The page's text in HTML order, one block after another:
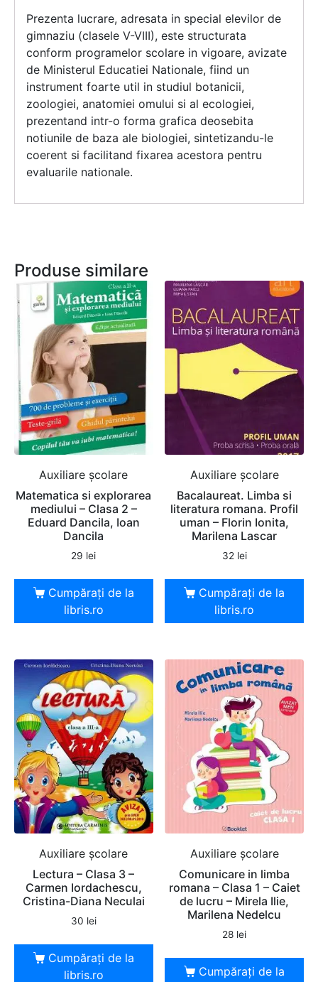
Prezenta lucrare, adresata in special elevilor de
gimnaziu (clasele V-VIII), este structurata
conform programelor scolare in vigoare, avizate
de Ministerul Educatiei Nationale, fiind un
instrument foarte util in studiul botanicii,
zoologiei, anatomiei omului si al ecologiei,
prezentand intr-o forma grafica deosebita
notiunile de baza ale biologiei, sintetizandu-le
coerent si facilitand fixarea acestora pentru
evaluarile nationale.
Produse similare
Auxiliare şcolare
Matematica si explorarea
mediului – Clasa 2 –
Eduard Dancila, Ioan
Dancila
29 lei
Cumpărați de la
libris.ro
Auxiliare şcolare
Bacalaureat. Limba si
literatura romana. Profil
uman – Florin Ionita,
Marilena Lascar
32 lei
Cumpărați de la
libris.ro
Auxiliare şcolare
Lectura – Clasa 3 –
Carmen Iordachescu,
Cristina-Diana Neculai
30 lei
Cumpărați de la
libris.ro
Auxiliare şcolare
Comunicare in limba
romana – Clasa 1 – Caiet
de lucru – Mirela Ilie,
Marilena Nedelcu
28 lei
Cumpărați de la